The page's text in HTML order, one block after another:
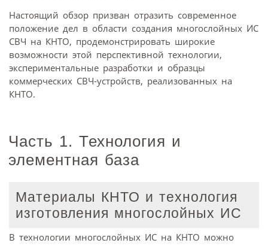
Настоящий обзор призван отразить современное
положение дел в области создания многослойных ИС
СВЧ на КНТО, продемонстрировать широкие
возможности этой перспективной технологии,
экспериментальные разработки и образцы
коммерческих СВЧ-устройств, реализованных на
КНТО.
Часть 1. Технология и
элементная база
Материалы КНТО и технология
изготовления многослойных ИС
В технологии многослойных ИС на КНТО можно